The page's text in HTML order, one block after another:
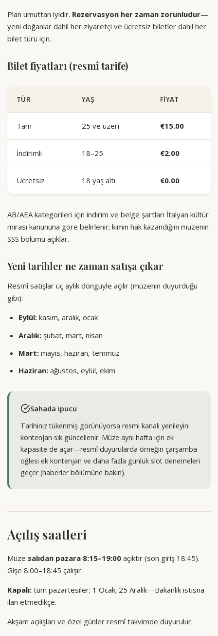
Plan umuttan iyidir. Rezervasyon her zaman zorunludur—
yeni doğanlar dahil her ziyaretçi ve ücretsiz biletler dahil her
bilet türü için.
Bilet fiyatları (resmî tarife)
TÜR YAŞ FIYAT
Tam 25 ve üzeri €15.00
İndirimli 18–25 €2.00
Ücretsiz 18 yaş altı €0.00
AB/AEA kategorileri için indirim ve belge şartları İtalyan kültür
mirası kanununa göre belirlenir; kimin hak kazandığını müzenin
SSS bölümü açıklar.
Yeni tarihler ne zaman satışa çıkar
Resmî satışlar üç aylık döngüyle açılır (müzenin duyurduğu
gibi):
Eylül:kasım, aralık, ocak
Aralık:şubat, mart, nisan
Mart:mayıs, haziran, temmuz
Haziran:ağustos, eylül, ekim
Sahada ipucu
Tarihiniz tükenmiş görünüyorsa resmi kanalı yenileyin:
kontenjan sık güncellenir. Müze aynı hafta için ek
kapasite de açar—resmî duyurularda örneğin çarşamba
öğlesi ek kontenjan ve daha fazla günlük slot denemeleri
geçer (haberler bölümüne bakın).
Açılış saatleri
Müze salıdan pazara 8:15–19:00 açıktır (son giriş 18:45).
Gişe 8:00–18:45 çalışır.
Kapalı: tüm pazartesiler; 1 Ocak; 25 Aralık—Bakanlık istisna
ilan etmedikçe.
Akşam açılışları ve özel günler resmî takvimde duyurulur.